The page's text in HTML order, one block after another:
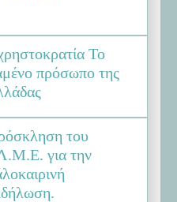
Το
πρόσωπο της
του
για την